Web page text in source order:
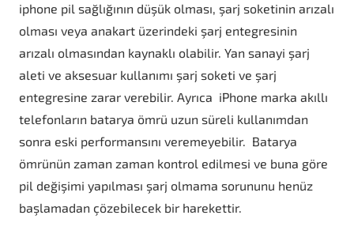
iphone pil sağlığının düşük olması, şarj soketinin arızalı
olması veya anakart üzerindeki şarj entegresinin
arızalı olmasından kaynaklı olabilir. Yan sanayi şarj
aleti ve aksesuar kullanımı şarj soketi ve şarj
entegresine zarar verebilir. Ayrıca iPhone marka akıllı
telefonların batarya ömrü uzun süreli kullanımdan
sonra eski performansını veremeyebilir. Batarya
ömrünün zaman zaman kontrol edilmesi ve buna göre
pil değişimi yapılması şarj olmama sorununu henüz
başlamadan çözebilecek bir harekettir.